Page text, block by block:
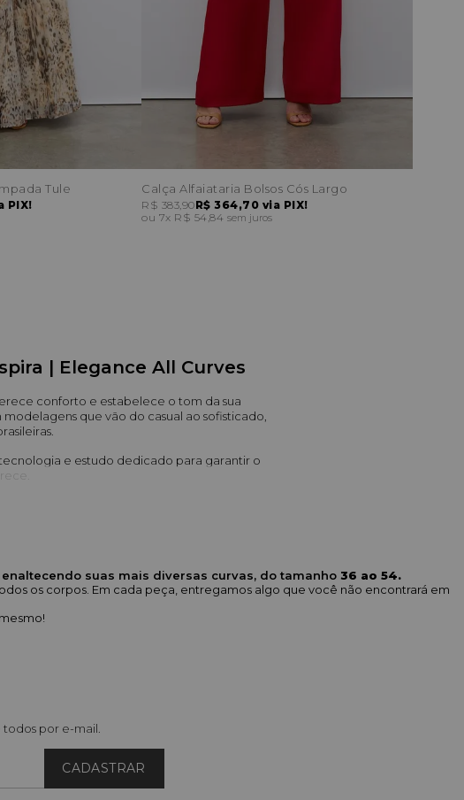
Tule
PIX!
Calça Alfaiataria Bolsos Cós Largo
R$ 364,70 via PIX!
R$ 383,90
7x R$ 54,84 sem juros
| Elegance All Curves
conforto e estabelece o tom da sua
que vão do casual ao sofisticado,
e estudo dedicado para garantir o
tecidos de alta qualidade e modelagens que
laterais que adicionam sofisticação e estilo
Elegance All Curves, estudada para vestir
nosso
All Curves?
suas mais diversas curvas, do tamanho36 ao 54.
os corpos. Em cada peça, entregamos algo que você não encontrará em
todos por e-mail.
CADASTRAR